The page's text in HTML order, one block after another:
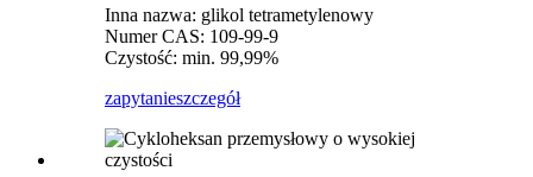
Inna nazwa: glikol tetrametylenowy
Numer CAS: 109-99-9
Czystość: min. 99,99%
zapytanieszczegół